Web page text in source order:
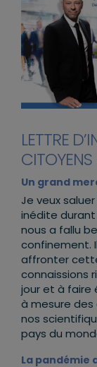
LETTRE
Un grand
Je veux
inédite durant
nous a fallu
confinement.
affronter
connaissions
jour et à faire
à mesure
nos
pays du
La pandémie